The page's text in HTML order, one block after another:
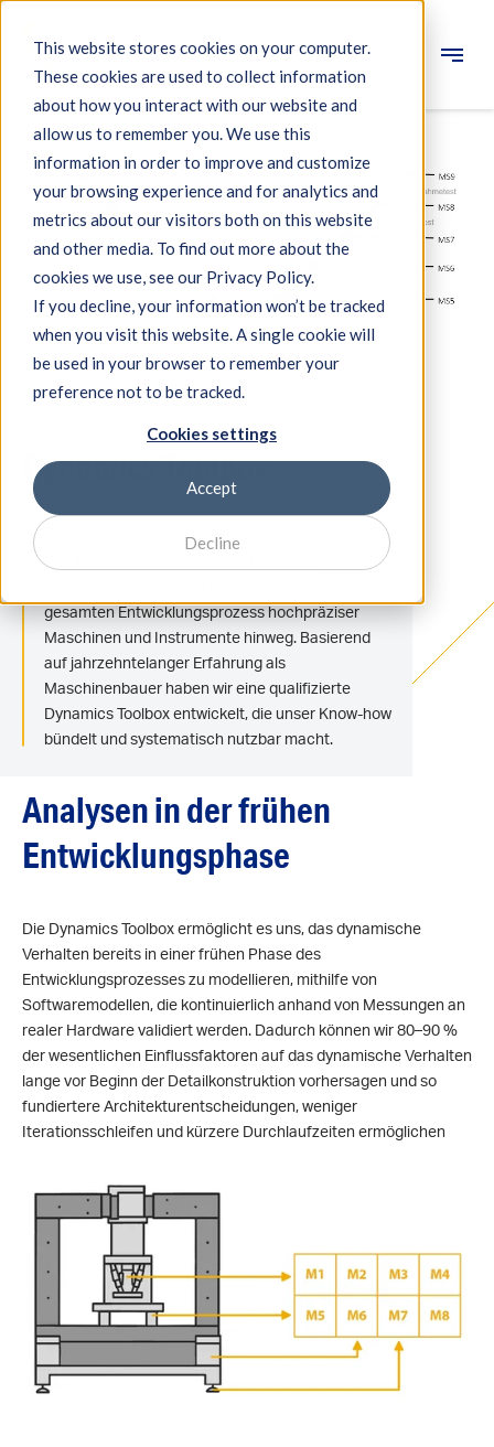
This website stores cookies on your computer.
These cookies are used to collect information
about how you interact with our website and
allow us to remember you. We use this
information in order to improve and customize
your browsing experience and for analytics and
metrics about our visitors both on this website
and other media. To find out more about the
cookies we use, see our Privacy Policy.
If you decline, your information won’t be tracked
when you visit this website. A single cookie will
be used in your browser to remember your
preference not to be tracked.
Cookies settings
Accept
Decline
Engineering
Messsysteme
Maschinenqualifikation
Komponenten
Expertise
Über IBS
Nachrichten
Dynamics Toolbox
Dynamik ist eine grundlegende Kompetenz bei
IBS, fest verankert in unserer täglichen
gesamten Entwicklungsprozess hochpräziser
Maschinen und Instrumente hinweg. Basierend
auf jahrzehntelanger Erfahrung als
Maschinenbauer haben wir eine qualifizierte
Dynamics Toolbox entwickelt, die unser Know-how
bündelt und systematisch nutzbar macht.
Analysen in der frühen
Entwicklungsphase
Die Dynamics Toolbox ermöglicht es uns, das dynamische
Verhalten bereits in einer frühen Phase des
Entwicklungsprozesses zu modellieren, mithilfe von
Softwaremodellen, die kontinuierlich anhand von Messungen an
realer Hardware validiert werden. Dadurch können wir 80–90 %
der wesentlichen Einflussfaktoren auf das dynamische Verhalten
lange vor Beginn der Detailkonstruktion vorhersagen und so
fundiertere Architekturentscheidungen, weniger
Iterationsschleifen und kürzere Durchlaufzeiten ermöglichen